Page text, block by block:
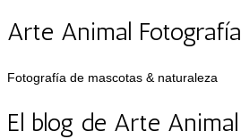
Arte Animal Fotografía
Fotografía de mascotas & naturaleza
El blog de Arte Animal